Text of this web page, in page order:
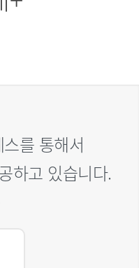
를 통해서
하고 있습니다.